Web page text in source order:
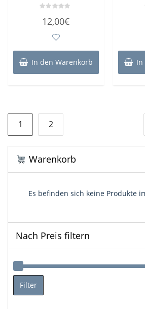
mit
12,00€
In den Warenkorb In
der
Beiträge
1 2
Warenkorb
Es befinden sich keine Produkte
Nach Preis filtern
Filter